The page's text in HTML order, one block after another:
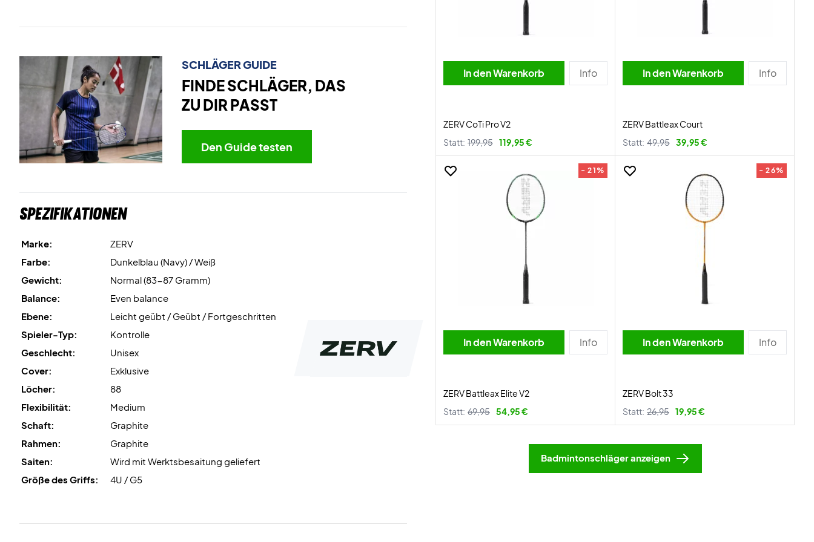
SCHLÄGER GUIDE
FINDE SCHLÄGER, DAS
ZU DIR PASST
Den Guide testen
Spezifikationen
Marke:
ZERV
Farbe:
Dunkelblau (Navy) / Weiß
Gewicht:
Normal (83-87 Gramm)
Balance:
Even balance
Ebene:
Leicht geübt / Geübt / Fortgeschritten
Spieler-Typ:
Kontrolle
Geschlecht:
Unisex
Cover:
Exklusive
Löcher:
88
Flexibilität:
Medium
Schaft:
Graphite
Rahmen:
Graphite
Saiten:
Wird mit Werktsbesaitung geliefert
Größe des Griffs:
4U / G5
In den Warenkorb Info
ZERV CoTi Pro V2
Statt: 199,95 119,95 €
In den Warenkorb Info
ZERV Battleax Court
Statt: 49,95 39,95 €
- 21%
In den Warenkorb Info
ZERV Battleax Elite V2
Statt: 69,95 54,95 €
- 26%
In den Warenkorb Info
ZERV Bolt 33
Statt: 26,95 19,95 €
Badmintonschläger anzeigen